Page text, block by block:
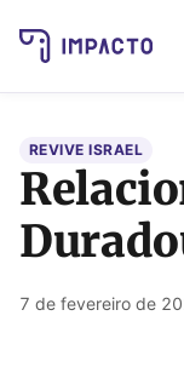
REVIVE ISRAEL
7 de fevereiro de